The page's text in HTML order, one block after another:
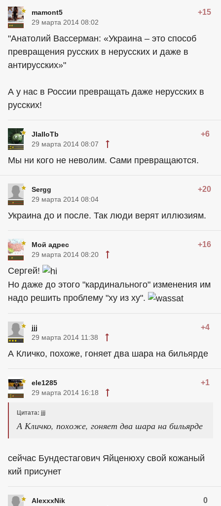
mamont5 +15
29 марта 2014 08:02
"Анатолий Вассерман: «Украина – это способ
превращения русских в нерусских и даже в
антирусских»"
А у нас в России превращать даже нерусских в
русских!
JIaIIoTb +6
29 марта 2014 08:07
Мы ни кого не неволим. Сами превращаются.
Sergg +20
29 марта 2014 08:04
Украина до и после. Так люди верят иллюзиям.
Мой адрес +16
29 марта 2014 08:20
Сергей!
Но даже до этого "кардинального" изменения им
надо решить проблему "ху из ху".
jjj +4
29 марта 2014 11:38
А Кличко, похоже, гоняет два шара на бильярде
ele1285 +1
29 марта 2014 16:18
Цитата: jjj
А Кличко, похоже, гоняет два шара на бильярде
сейчас Бундестагович Яйценюху свой кожаный
кий присунет
AlexxxNik 0